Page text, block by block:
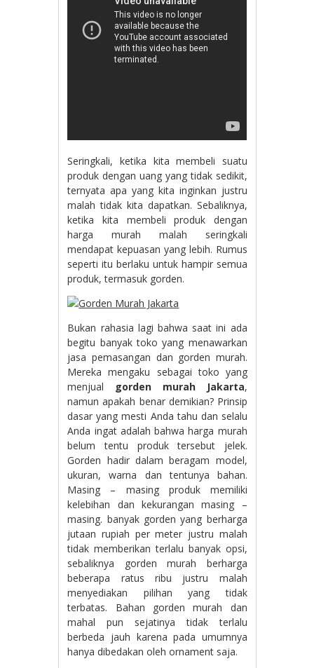
Seringkali, ketika kita membeli suatu
produk dengan uang yang tidak sedikit,
ternyata apa yang kita inginkan justru
malah tidak kita dapatkan. Sebaliknya,
ketika kita membeli produk dengan
harga murah malah seringkali
mendapat kepuasan yang lebih. Rumus
seperti itu berlaku untuk hampir semua
produk, termasuk gorden.
Bukan rahasia lagi bahwa saat ini ada
begitu banyak toko yang menawarkan
jasa pemasangan dan gorden murah.
Mereka mengaku sebagai toko yang
menjual gorden murah Jakarta,
namun apakah benar demikian? Prinsip
dasar yang mesti Anda tahu dan selalu
Anda ingat adalah bahwa harga murah
belum tentu produk tersebut jelek.
Gorden hadir dalam beragam model,
ukuran, warna dan tentunya bahan.
Masing – masing produk memiliki
kelebihan dan kekurangan masing –
masing. banyak gorden yang berharga
jutaan rupiah per meter justru malah
tidak memberikan terlalu banyak opsi,
sebaliknya gorden murah berharga
beberapa ratus ribu justru malah
menyediakan pilihan yang tidak
terbatas. Bahan gorden murah dan
mahal pun sejatinya tidak terlalu
berbeda jauh karena pada umumnya
hanya dibedakan oleh ornament saja.